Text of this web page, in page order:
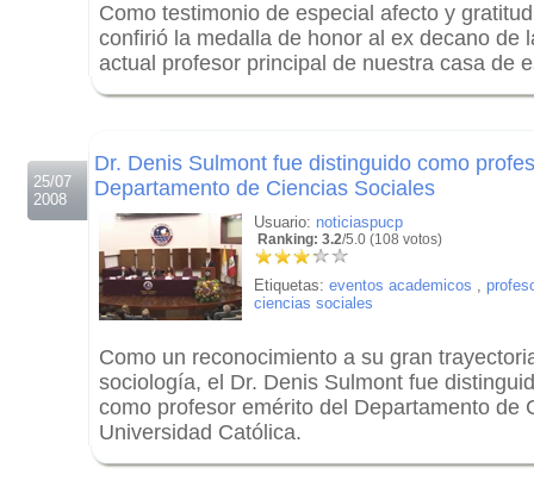
Como testimonio de especial afecto y
confirió la medalla de honor al ex decano de
actual profesor principal de nuestra casa de
25/07
2008
Dr. Denis Sulmont fue distinguido como
Departamento de Ciencias Sociales
Usuario: noticiaspucp
Ranking: 3.2/5.0 (108 votos)
Etiquetas: eventos academicos ,
ciencias sociales
Como un reconocimiento a su gran
sociología, el Dr. Denis Sulmont fue
como profesor emérito del Departamento de
Universidad Católica.